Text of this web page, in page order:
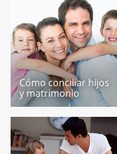
Cómo conciliar hijos
y matrimonio